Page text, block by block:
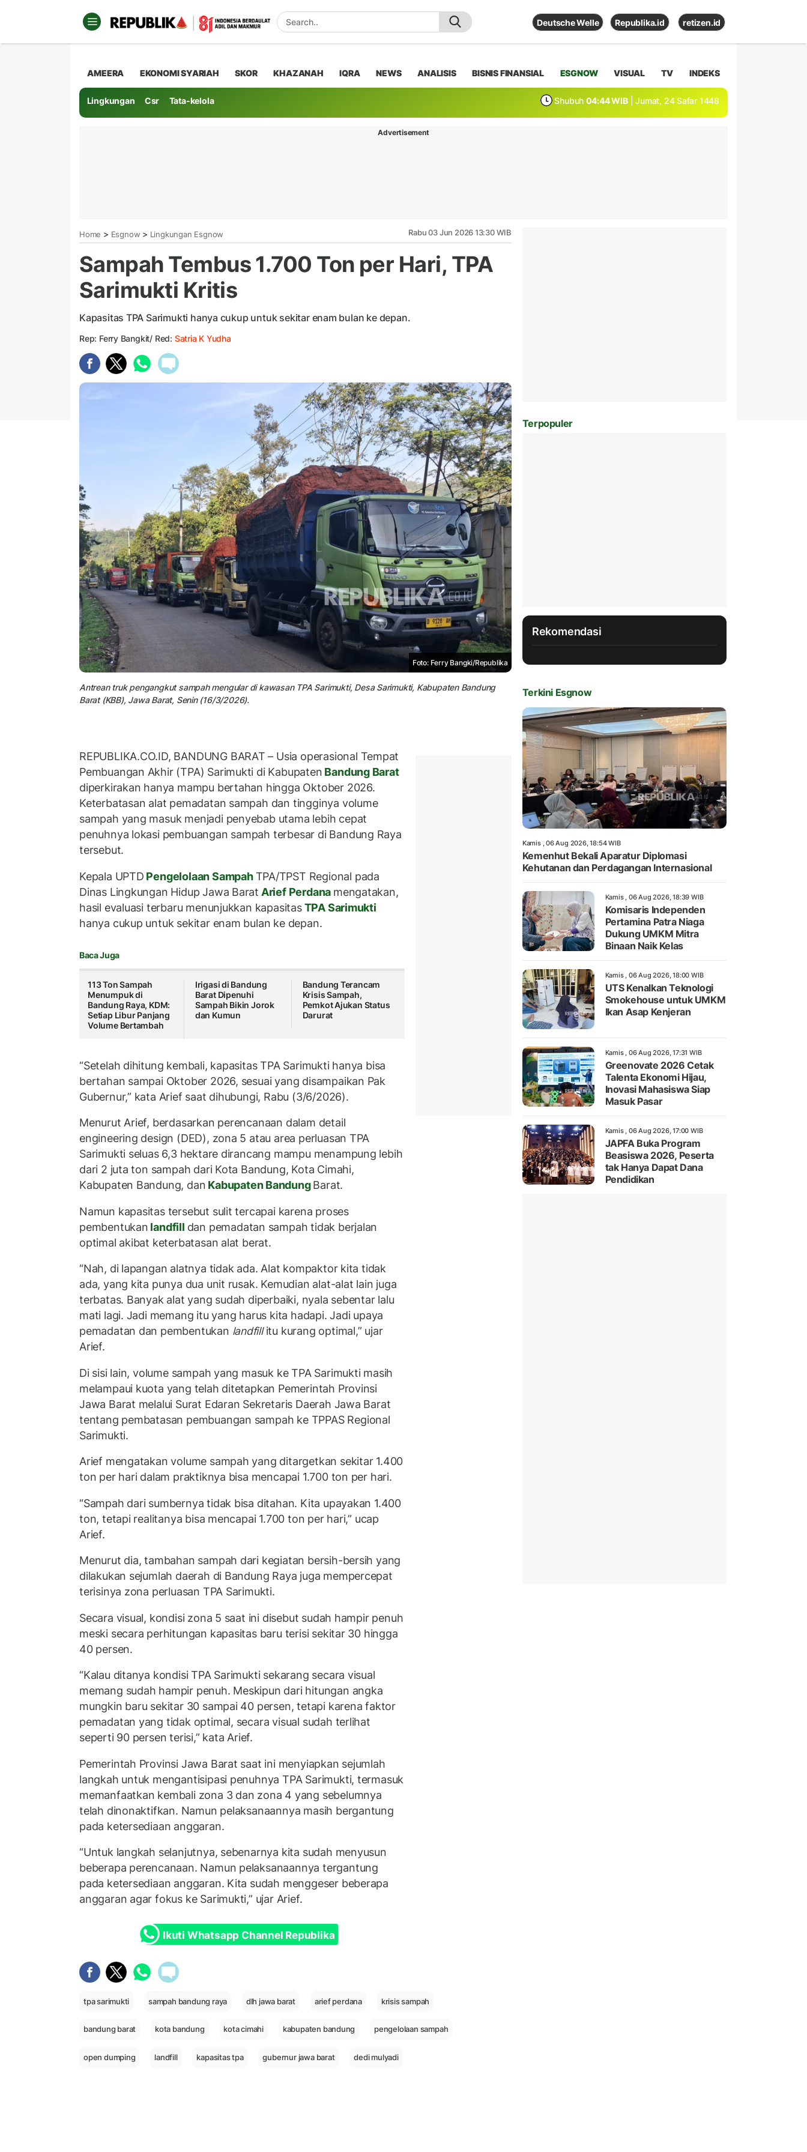
Deutsche Welle Republika.id retizen.id
AMEERA EKONOMI SYARIAH SKOR KHAZANAH IQRA NEWS ANALISIS BISNIS FINANSIAL ESGNOW VISUAL TV INDEKS
Lingkungan Csr Tata-kelola Shubuh 04:44 WIB | Jumat, 24 Safar 1448
Advertisement
Home > Esgnow > Lingkungan Esgnow Rabu 03 Jun 2026 13:30 WIB
Sampah Tembus 1.700 Ton per Hari, TPA
Sarimukti Kritis
Kapasitas TPA Sarimukti hanya cukup untuk sekitar enam bulan ke depan.
Rep: Ferry Bangkit/ Red: Satria K Yudha
Foto: Ferry Bangki/Republika
Antrean truk pengangkut sampah mengular di kawasan TPA Sarimukti, Desa Sarimukti, Kabupaten Bandung
Barat (KBB), Jawa Barat, Senin (16/3/2026).
REPUBLIKA.CO.ID, BANDUNG BARAT – Usia operasional Tempat
Pembuangan Akhir (TPA) Sarimukti di Kabupaten Bandung Barat
diperkirakan hanya mampu bertahan hingga Oktober 2026.
Keterbatasan alat pemadatan sampah dan tingginya volume
sampah yang masuk menjadi penyebab utama lebih cepat
penuhnya lokasi pembuangan sampah terbesar di Bandung Raya
tersebut.
Kepala UPTD Pengelolaan SampahTPA/TPST Regional pada
Dinas Lingkungan Hidup Jawa Barat Arief Perdana mengatakan,
hasil evaluasi terbaru menunjukkan kapasitasTPA Sarimukti
hanya cukup untuk sekitar enam bulan ke depan.
Baca Juga
113 Ton Sampah
Menumpuk di
Bandung Raya, KDM:
Setiap Libur Panjang
Volume Bertambah
Irigasi di Bandung
Barat Dipenuhi
Sampah Bikin Jorok
dan Kumun
Bandung Terancam
Krisis Sampah,
Pemkot Ajukan Status
Darurat
“Setelah dihitung kembali, kapasitas TPA Sarimukti hanya bisa
bertahan sampai Oktober 2026, sesuai yang disampaikan Pak
Gubernur,” kata Arief saat dihubungi, Rabu (3/6/2026).
Menurut Arief, berdasarkan perencanaan dalam detail
engineering design (DED), zona 5 atau area perluasan TPA
Sarimukti seluas 6,3 hektare dirancang mampu menampung lebih
dari 2 juta ton sampah dari Kota Bandung, Kota Cimahi,
Kabupaten Bandung, dan Kabupaten BandungBarat.
Namun kapasitas tersebut sulit tercapai karena proses
pembentukan landfill dan pemadatan sampah tidak berjalan
optimal akibat keterbatasan alat berat.
“Nah, di lapangan alatnya tidak ada. Alat kompaktor kita tidak
ada, yang kita punya dua unit rusak. Kemudian alat-alat lain juga
terbatas. Banyak alat yang sudah diperbaiki, nyala sebentar lalu
mati lagi. Jadi memang itu yang harus kita hadapi. Jadi upaya
pemadatan dan pembentukan landfillitu kurang optimal,” ujar
Arief.
Di sisi lain, volume sampah yang masuk ke TPA Sarimukti masih
melampaui kuota yang telah ditetapkan Pemerintah Provinsi
Jawa Barat melalui Surat Edaran Sekretaris Daerah Jawa Barat
tentang pembatasan pembuangan sampah ke TPPAS Regional
Sarimukti.
Arief mengatakan volume sampah yang ditargetkan sekitar 1.400
ton per hari dalam praktiknya bisa mencapai 1.700 ton per hari.
“Sampah dari sumbernya tidak bisa ditahan. Kita upayakan 1.400
ton, tetapi realitanya bisa mencapai 1.700 ton per hari,” ucap
Arief.
Menurut dia, tambahan sampah dari kegiatan bersih-bersih yang
dilakukan sejumlah daerah di Bandung Raya juga mempercepat
terisinya zona perluasan TPA Sarimukti.
Secara visual, kondisi zona 5 saat ini disebut sudah hampir penuh
meski secara perhitungan kapasitas baru terisi sekitar 30 hingga
40 persen.
“Kalau ditanya kondisi TPA Sarimukti sekarang secara visual
memang sudah hampir penuh. Meskipun dari hitungan angka
mungkin baru sekitar 30 sampai 40 persen, tetapi karena faktor
pemadatan yang tidak optimal, secara visual sudah terlihat
seperti 90 persen terisi,” kata Arief.
Pemerintah Provinsi Jawa Barat saat ini menyiapkan sejumlah
langkah untuk mengantisipasi penuhnya TPA Sarimukti, termasuk
memanfaatkan kembali zona 3 dan zona 4 yang sebelumnya
telah dinonaktifkan. Namun pelaksanaannya masih bergantung
pada ketersediaan anggaran.
“Untuk langkah selanjutnya, sebenarnya kita sudah menyusun
beberapa perencanaan. Namun pelaksanaannya tergantung
pada ketersediaan anggaran. Kita sudah menggeser beberapa
anggaran agar fokus ke Sarimukti,” ujar Arief.
Ikuti Whatsapp Channel Republika
tpa sarimukti sampah bandung raya dlh jawa barat arief perdana krisis sampah
bandung barat kota bandung kota cimahi kabupaten bandung pengelolaan sampah
open dumping landfill kapasitas tpa gubernur jawa barat dedi mulyadi
Terpopuler
Rekomendasi
Terkini Esgnow
Kamis , 06 Aug 2026, 18:54 WIB
Kemenhut Bekali Aparatur Diplomasi
Kehutanan dan Perdagangan Internasional
Kamis , 06 Aug 2026, 18:39 WIB
Komisaris Independen
Pertamina Patra Niaga
Dukung UMKM Mitra
Binaan Naik Kelas
Kamis , 06 Aug 2026, 18:00 WIB
UTS Kenalkan Teknologi
Smokehouse untuk UMKM
Ikan Asap Kenjeran
Kamis , 06 Aug 2026, 17:31 WIB
Greenovate 2026 Cetak
Talenta Ekonomi Hijau,
Inovasi Mahasiswa Siap
Masuk Pasar
Kamis , 06 Aug 2026, 17:00 WIB
JAPFA Buka Program
Beasiswa 2026, Peserta
tak Hanya Dapat Dana
Pendidikan